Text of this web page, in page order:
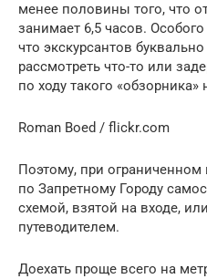
менее половины того, что
занимает 6,5 часов.
что экскурсантов
рассмотреть что-то или
по ходу такого
Roman Boed / flickr.com
Поэтому, при
по Запретному Городу
схемой, взятой на входе,
путеводителем.
Доехать проще всего на